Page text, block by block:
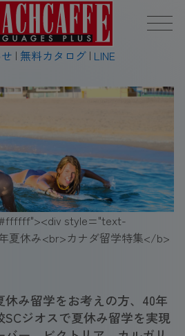
無料カタログ LINE
style="text-
夏休み<br>カナダ留学特集</b>
休み留学をお考えの方、40年
ジオスで夏休み留学を実現